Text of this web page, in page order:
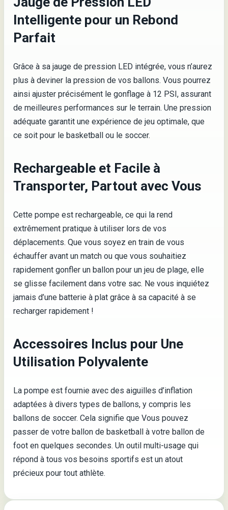
Intelligente pour un Rebond
Parfait
Grâce à sa jauge de pression LED intégrée, vous n’aurez
plus à deviner la pression de vos ballons. Vous pourrez
ainsi ajuster précisément le gonflage à 12 PSI, assurant
de meilleures performances sur le terrain. Une pression
adéquate garantit une expérience de jeu optimale, que
ce soit pour le basketball ou le soccer.
Rechargeable et Facile à
Transporter, Partout avec Vous
Cette pompe est rechargeable, ce qui la rend
extrêmement pratique à utiliser lors de vos
déplacements. Que vous soyez en train de vous
échauffer avant un match ou que vous souhaitiez
rapidement gonfler un ballon pour un jeu de plage, elle
se glisse facilement dans votre sac. Ne vous inquiétez
jamais d’une batterie à plat grâce à sa capacité à se
recharger rapidement !
Accessoires Inclus pour Une
Utilisation Polyvalente
La pompe est fournie avec des aiguilles d’inflation
adaptées à divers types de ballons, y compris les
ballons de soccer. Cela signifie que Vous pouvez
passer de votre ballon de basketball à votre ballon de
foot en quelques secondes. Un outil multi-usage qui
répond à tous vos besoins sportifs est un atout
précieux pour tout athlète.